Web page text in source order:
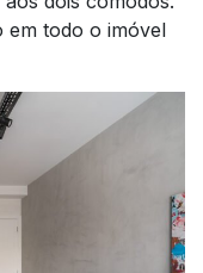
em todo o imóvel